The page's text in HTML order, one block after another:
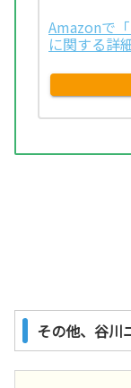
Amazonで
に関する詳
その他、谷川